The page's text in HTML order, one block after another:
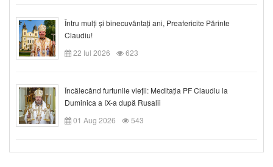
Întru mulți și binecuvântați ani, Preafericite Părinte
Claudiu!
22 Iul 2026
623
Încălecând furtunile vieții: Meditația PF Claudiu la
Duminica a IX-a după Rusalii
01 Aug 2026
543